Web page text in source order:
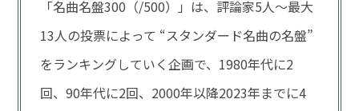
「名曲名盤300（/500）」は、評論家5人～最大
13人の投票によって “スタンダード名曲の名盤”
をランキングしていく企画で、1980年代に2
回、90年代に2回、2000年以降2023年までに4